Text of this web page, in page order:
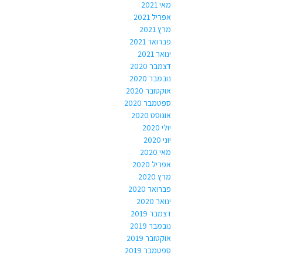
מאי 2021
אפריל 2021
מרץ 2021
פברואר 2021
ינואר 2021
דצמבר 2020
נובמבר 2020
אוקטובר 2020
ספטמבר 2020
אוגוסט 2020
יולי 2020
יוני 2020
מאי 2020
אפריל 2020
מרץ 2020
פברואר 2020
ינואר 2020
דצמבר 2019
נובמבר 2019
אוקטובר 2019
ספטמבר 2019